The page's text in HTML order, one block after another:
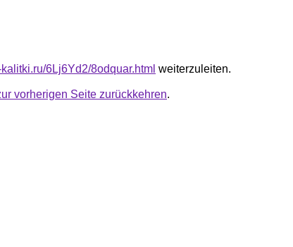
6Lj6Yd2/8odquar.html weiterzuleiten.
vorherigen Seite zurückkehren.